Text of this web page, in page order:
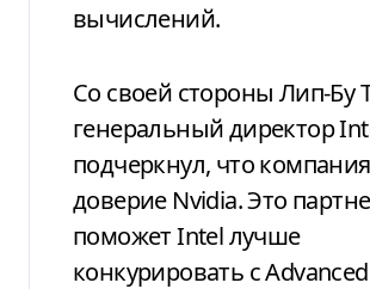
вычислений.
Со своей стороны Лип-Бу
генеральный директор
подчеркнул, что
доверие Nvidia. Это
поможет Intel лучше
конкурировать с